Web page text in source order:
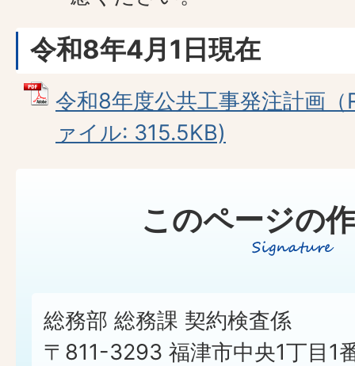
令和8年4月1日現在
令和8年度公共工事発注計画（
ァイル: 315.5KB)
このページの
総務部 総務課 契約検査係
〒811-3293 福津市中央1丁目1